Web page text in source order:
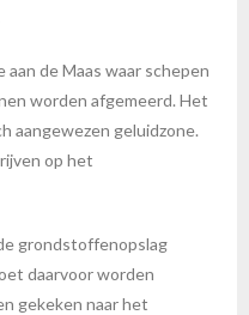
de Maas waar schepen
worden afgemeerd. Het
aangewezen geluidzone.
op het
grondstoffenopslag
daarvoor worden
gekeken naar het